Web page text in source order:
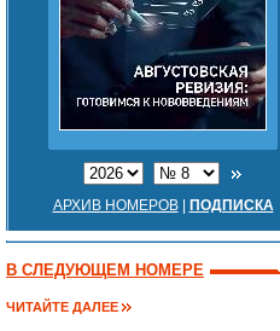
АРХИВ НОМЕРОВ| ПОДПИСКА
В СЛЕДУЮЩЕМ НОМЕРЕ
ЧИТАЙТЕ ДАЛЕЕ